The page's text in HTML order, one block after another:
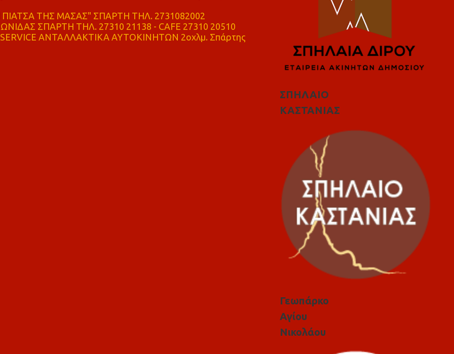
ΤΗΣ ΜΑΣΑΣ" ΣΠΑΡΤΗ ΤΗΛ. 2731082002
ΣΠΑΡΤΗ ΤΗΛ. 27310 21138 - CAFE 27310 20510
ΑΝΤΑΛΛΑΚΤΙΚΑ ΑΥΤΟΚΙΝΗΤΩΝ 2οχλμ. Σπάρτης
ΣΠΗΛΑΙΟ
ΚΑΣΤΑΝΙΑΣ
Γεωπάρκο
Αγίου
Νικολάου